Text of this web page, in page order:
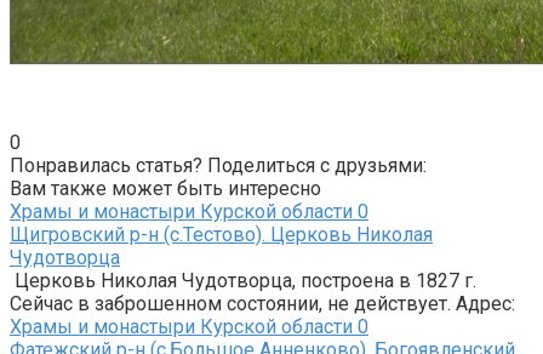
0
Понравилась статья? Поделиться с друзьями:
Вам также может быть интересно
Храмы и монастыри Курской области 0
Щигровский р-н (с.Тестово). Церковь Николая
Чудотворца
Церковь Николая Чудотворца, построена в 1827 г.
Сейчас в заброшенном состоянии, не действует. Адрес:
Храмы и монастыри Курской области 0